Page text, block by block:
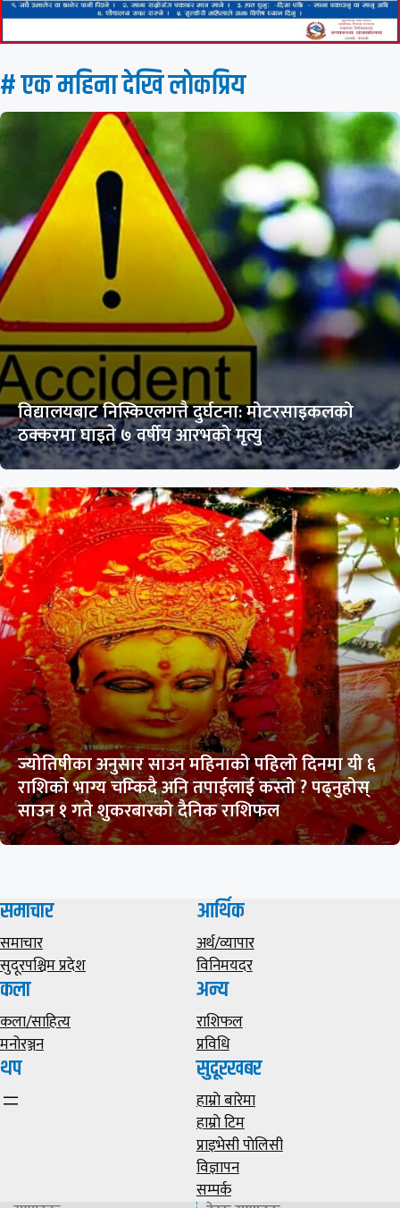
# एक महिना देखि लाेकप्रिय
विद्यालयबाट निस्किएलगत्तै दुर्घटना: मोटरसाइकलको
ठक्करमा घाइते ७ वर्षीय आरभको मृत्यु
ज्योतिषीका अनुसार साउन महिनाको पहिलो दिनमा यी ६
राशिको भाग्य चम्किदै अनि तपाईलाई कस्तो ? पढ्नुहोस्
साउन १ गते शुकरबारको दैनिक राशिफल
समाचार
समाचार
सुदूरपश्चिम प्रदेश
आर्थिक
अर्थ/व्यापार
विनिमयदर
कला
कला/साहित्य
मनोरञ्जन
अन्य
राशिफल
प्रविधि
थप सुदूरखबर
हाम्राे बारेमा
हाम्राे टिम
प्राइभेसी पाेलिसी
विज्ञापन
सम्पर्क